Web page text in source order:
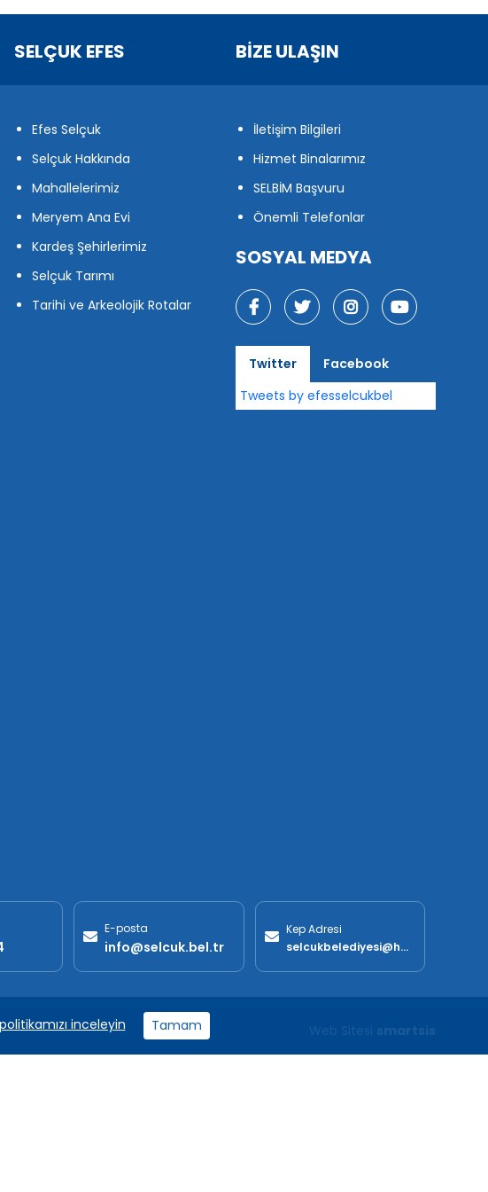
SELÇUK EFES
Efes Selçuk
Selçuk Hakkında
Mahallelerimiz
Meryem Ana Evi
Kardeş Şehirlerimiz
Selçuk Tarımı
Tarihi ve Arkeolojik Rotalar
BİZE ULAŞIN
İletişim Bilgileri
Hizmet Binalarımız
SELBİM Başvuru
Önemli Telefonlar
SOSYAL MEDYA
Twitter
Facebook
Tweets by efesselcukbel
E-posta
info@selcuk.bel.tr
Kep Adresi
selcukbelediyesi@hs01.kep.tr
Web Sitesi smartsis
inceleyin Tamam